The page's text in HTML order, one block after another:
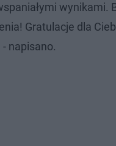
wynikami.
Gratulacje dla
napisano.